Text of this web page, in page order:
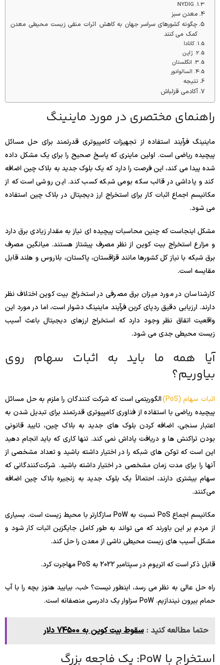
NYDIG
معدن سبز
چگونه کشورهای سراسر جهان به کاهش اثرات منفی زیست محیطی معدن
کمک می کنند
کانادا
ژاپن
انگلستان
السالوادور
نتیجه
آکادمی قزلباش
راهنمای مختصری در مورد ماینینگ
ماینینگ فرآیند استفاده از تجهیزات کامپیوتری قدرتمند برای حل مسائل
پیچیده ریاضی است. اولین ماینری که پاسخ صحیح را برای یک مشکل داده
شده پیدا می کند، این فرصت را دارد که یک بلوک جدید به بلاک چین اضافه
کند و پاداشی در قالب سکه بومی شبکه کسب کند. این روشی است که از
مکانیسم اجماع اثبات کار برای استخراج ارز دیجیتال در بلاک چین استفاده
می شود.
مشکل اینجاست که چنین محاسبات پیچیده ای نیاز به مقدار زیادی برق دارد
و مزارع استخراج بیت کوین از نظر مصرف پیشتاز هستند. میانگین مصرف
برق شبکه با نیاز کل کشورها مانند قزاقستان، پاکستان، بلاروس و هلند قابل
مقایسه است.
کارشناسان در مورد میزان برق مصرفی در استخراج بیت کوین اختلاف نظر
دارند. ارزیابی دقیق ردپای کربن فرآیند ماینینگ دشوار است، اما در مورد این
واقعیت اتفاق نظر وجود دارد که استخراج ارزهای دیجیتال باعث آسیب
زیست محیطی جدی می شود.
آیا همه ما باید به اثبات سهام روی
بیاوریم؟
اثبات سهام (PoS)
الگوریتمی است که شرکت کنندگان را ملزم به حل مسائل
پیچیده ریاضی با استفاده از فناوری کامپیوتری قدرتمند برای تبدیل شدن به
اعتبار سنجی، اضافه کردن بلوک های جدید به بلاک چین، تایید قانونی
بودن تراکنش ها و دریافت پاداش نمی کند. تنها کاری که باید انجام دهید
این است که توکن های شبکه را در اختیار داشته باشید و تعداد مشخصی از
آنها را برای مدت زمان مشخصی در اختیار داشته باشید. شرکت‌کنندگانی که
سهام بیشتری دارند، احتمالاً یک بلوک جدید به زنجیره بلاک چین اضافه
می‌کنند.
مکانیسم اجماع PoS نسبت به PoW سازگارتر با محیط زیست است. بسیاری
از مردم بر این باورند که می تواند به طور کامل جایگزین اثبات کار شود و
مشکل آسیب های زیست محیطی ناشی از معدن را حل کند.
قابل ذکر است که اتریوم در سپتامبر 2022 به PoS مهاجرت کرد.
راه حل عالی به نظر می رسد، اینطور نیست؟ خب، بیایید هنوز بچه را با آب
حمام بیرون نیندازیم. PoW سزاوار یک دادرسی منصفانه است.
حتما مطالعه کنید : سقوط بیت کوین به 74500 دلار
استخراج با PoW: یک فاجعه بزرگ